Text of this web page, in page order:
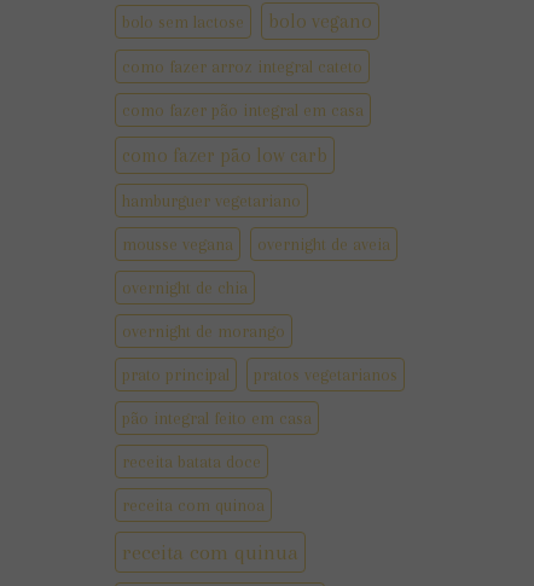
bolo sem lactose bolo vegano
como fazer arroz integral cateto
como fazer pão integral em casa
como fazer pão low carb
hamburguer vegetariano
mousse vegana overnight de aveia
overnight de chia
overnight de morango
prato principal pratos vegetarianos
pão integral feito em casa
receita batata doce
receita com quinoa
receita com quinua